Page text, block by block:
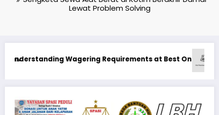
Lewat Problem Solving
Online Casino in Canada Real Money
1xbet Бонусные Предложения: Максимизация Вашего